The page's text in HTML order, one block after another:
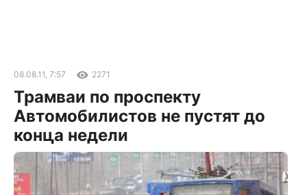
08.08.11, 7:57 2271
Трамваи по проспекту
Автомобилистов не пустят до
конца недели